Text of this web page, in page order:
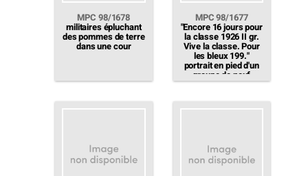
MPC 98/1678
militaires épluchant
des pommes de terre
dans une cour
MPC 98/1677
"Encore 16 jours pour
la classe 1926 II gr.
Vive la classe. Pour
les bleux 199."
portrait en pied d'un
groupe de neuf
militaires